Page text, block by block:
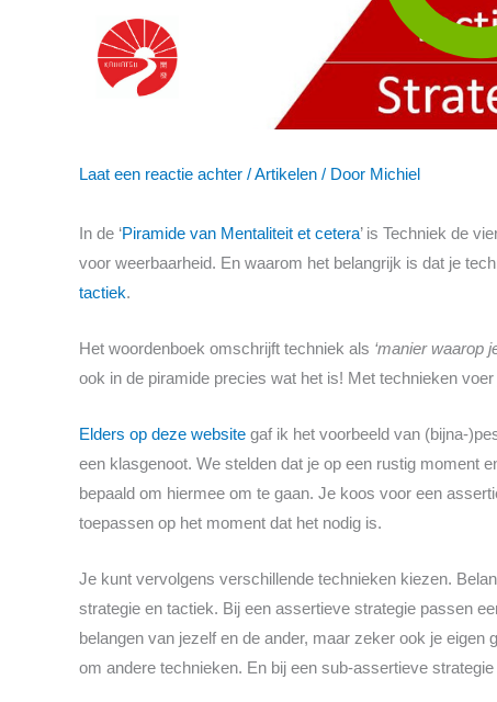
Laat een reactie achter /Artikelen / Door Michiel
In de ‘Piramide van Mentaliteit et cetera’ is Techniek de
voor weerbaarheid. En waarom het belangrijk is dat je
tactiek.
Het woordenboek omschrijft techniek als ‘manier waarop
ook in de piramide precies wat het is! Met technieken
Elders op deze website gaf ik het voorbeeld van (bijna-
een klasgenoot. We stelden dat je op een rustig moment
bepaald om hiermee om te gaan. Je koos voor een
toepassen op het moment dat het nodig is.
Je kunt vervolgens verschillende technieken kiezen.
strategie en tactiek. Bij een assertieve strategie passen
belangen van jezelf en de ander, maar zeker ook je
om andere technieken. En bij een sub-assertieve